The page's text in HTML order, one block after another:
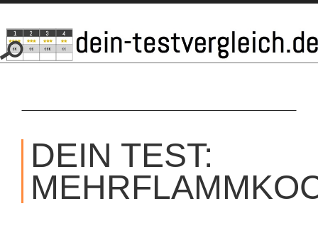
SKIP
CONTENT
DEIN TEST: